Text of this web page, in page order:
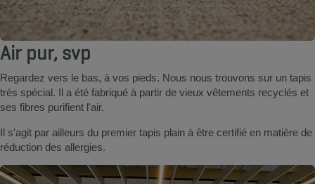
Air pur, svp
Regardez vers le bas, à vos pieds. Nous nous trouvons sur un tapis
très spécial. Il a été fabriqué à partir de vieux vêtements recyclés et
ses fibres purifient l'air.
Il s'agit par ailleurs du premier tapis plain à être certifié en matière de
réduction des allergies.